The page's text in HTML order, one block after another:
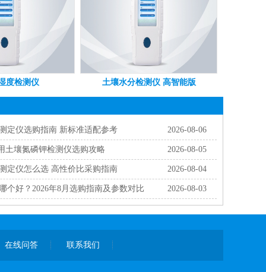
度检测仪 土壤水分检测仪 高智能版
2026-08-06
定仪选购指南 新标准适配参考
2026-08-05
土壤氮磷钾检测仪选购攻略
2026-08-04
定仪怎么选 高性价比采购指南
2026-08-03
个好？2026年8月选购指南及参数对比
在线问答 联系我们